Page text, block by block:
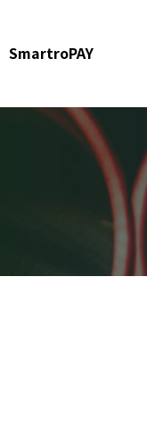
SmartroPAY